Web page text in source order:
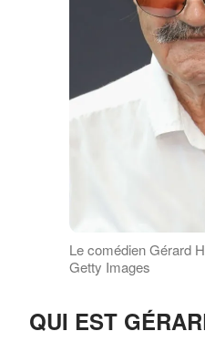
Le comédien Gérard
Getty Images
QUI EST